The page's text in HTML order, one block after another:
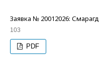
Заявка № 20012026: Смарагд
103
PDF